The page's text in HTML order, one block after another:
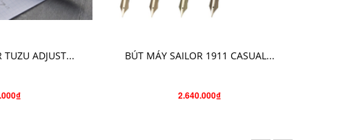
TUZU ADJUST... BÚT MÁY SAILOR 1911 CASUAL...
2.640.000₫